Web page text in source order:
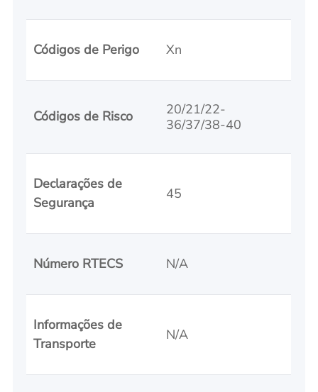
Códigos de Perigo Xn
Códigos de Risco
20/21/22-
36/37/38-40
Declarações de
Segurança
45
Número RTECS N/A
Informações de
Transporte
N/A